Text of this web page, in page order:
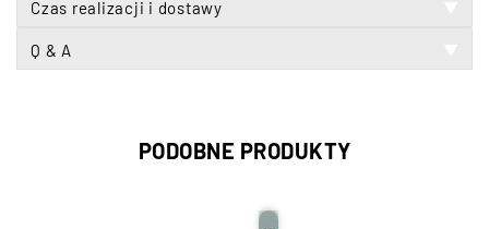
Czas realizacji i dostawy
Q & A
PODOBNE PRODUKTY